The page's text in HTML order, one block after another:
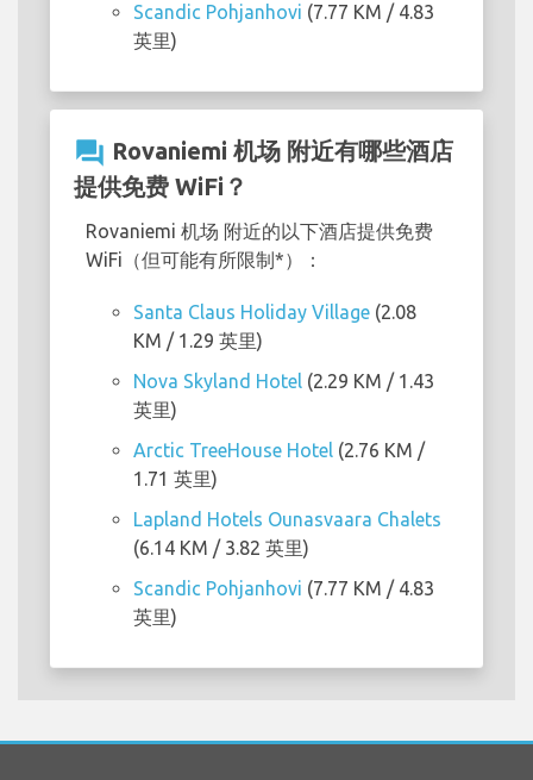
Scandic Pohjanhovi (7.77 KM / 4.83
英里)
question_answer Rovaniemi 机场 附近有哪些酒店
提供免费 WiFi？
Rovaniemi 机场 附近的以下酒店提供免费
WiFi（但可能有所限制*）：
Santa Claus Holiday Village (2.08
KM / 1.29 英里)
Nova Skyland Hotel (2.29 KM / 1.43
英里)
Arctic TreeHouse Hotel (2.76 KM /
1.71 英里)
Lapland Hotels Ounasvaara Chalets
(6.14 KM / 3.82 英里)
Scandic Pohjanhovi (7.77 KM / 4.83
英里)